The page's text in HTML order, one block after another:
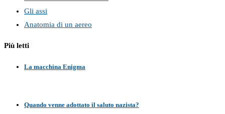
Gli assi
Anatomia di un aereo
Più letti
La macchina Enigma
Quando venne adottato il saluto nazista?